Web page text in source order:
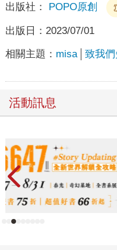
出版社： POPO原創
出版日： 2023/07/01
相關主題： misa 致我
活動訊息